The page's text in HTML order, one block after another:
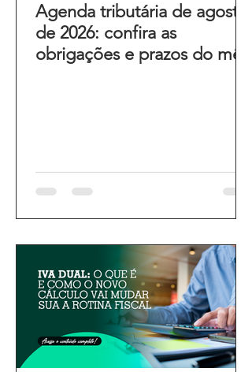
Agenda tributária de agosto
de 2026: confira as
obrigações e prazos do mês